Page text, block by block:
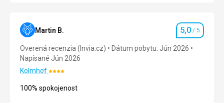
Služby 5,0/ 5
Cena
Strava
Martin B. Hodnotenie
5,0 / 5
Overená recenzia (Invia.cz)
Dátum pobytu: Jún 2026
Napísané Jún 2026
KolmhofHodnotenie:
4/5
100% spokojenost